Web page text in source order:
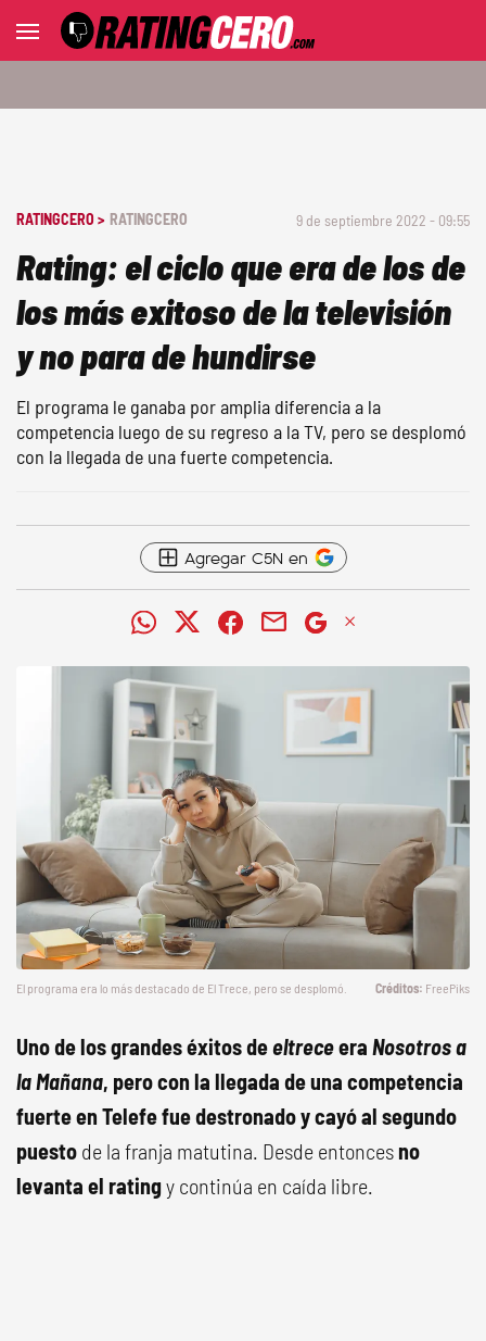
RATINGCERO > RATINGCERO 9 de septiembre 2022 - 09:55
Rating: el ciclo que era de los de
los más exitoso de la televisión
y no para de hundirse
El programa le ganaba por amplia diferencia a la
competencia luego de su regreso a la TV, pero se desplomó
con la llegada de una fuerte competencia.
Agregar C5N en
El programa era lo más destacado de El Trece, pero se desplomó. FreePiks
Uno de los grandes éxitos deeltreceera Nosotros a
la Mañana, pero con la llegada de una competencia
fuerte en Telefe fue destronado y cayó al segundo
puesto de la franja matutina. Desde entonces no
levanta el ratingy continúa en caída libre.